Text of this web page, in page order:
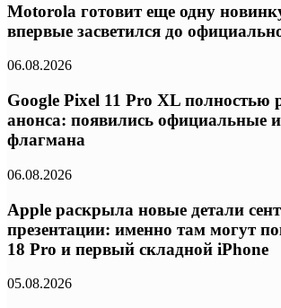
Motorola готовит еще одну
впервые засветился до
06.08.2026
Google Pixel 11 Pro XL полностью
анонса: появились официальные
флагмана
06.08.2026
Apple раскрыла новые детали
презентации: именно там могут
18 Pro и первый складной iPhone
05.08.2026